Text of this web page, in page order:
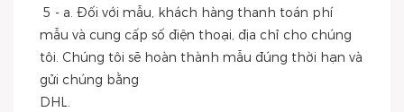
mẫu và cung cấp số điện thoại, địa chỉ cho chúng
tôi. Chúng tôi sẽ hoàn thành mẫu đúng thời hạn và
gửi chúng bằng
DHL.